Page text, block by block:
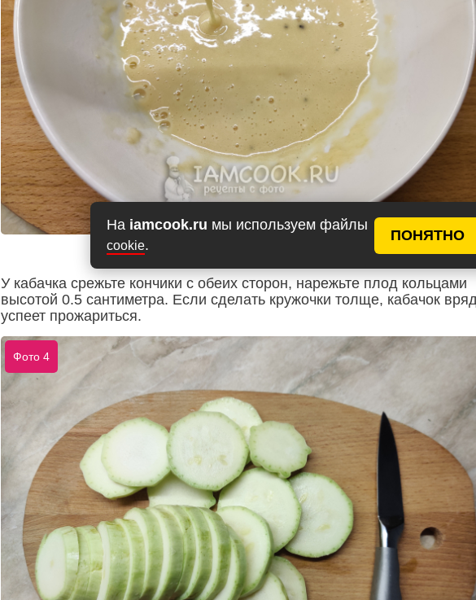
На iamcook.ru мы используем файлы
cookie.
ПОНЯТНО
У кабачка срежьте кончики с обеих сторон, нарежьте плод кольцами
высотой 0.5 сантиметра. Если сделать кружочки толще, кабачок
успеет прожариться.
Фото 4